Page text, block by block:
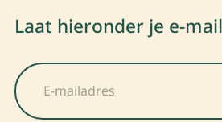
Laat hieronder je e-
E
m
a
m